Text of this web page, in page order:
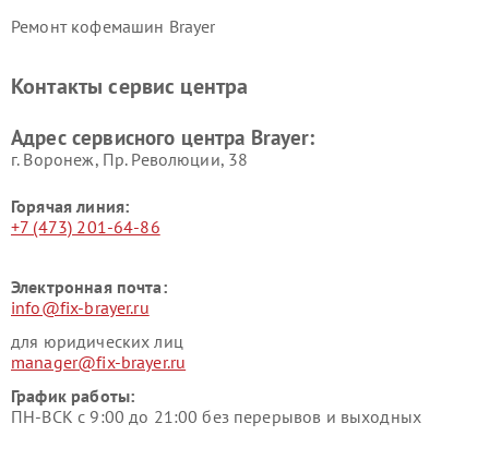
Ремонт кофемашин Brayer
Контакты сервис центра
Адрес сервисного центра Brayer:
г. Воронеж, Пр. Революции, 38
Горячая линия:
+7 (473) 201-64-86
Электронная почта:
info@fix-brayer.ru
для юридических лиц
manager@fix-brayer.ru
График работы:
ПН-ВСК с 9:00 до 21:00 без перерывов и выходных